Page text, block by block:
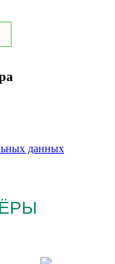
данных